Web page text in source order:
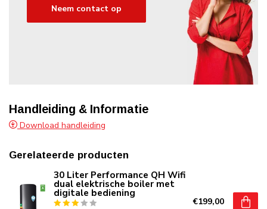
Neem contact op
Handleiding & Informatie
Download handleiding
Gerelateerde producten
30 Liter Performance QH Wifi
dual elektrische boiler met
digitale bediening
€199,00